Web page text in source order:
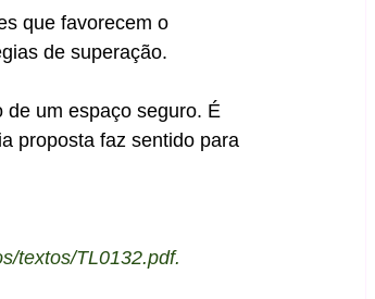
que favorecem o
de superação.
de um espaço seguro. É
proposta faz sentido para
textos/TL0132.pdf.